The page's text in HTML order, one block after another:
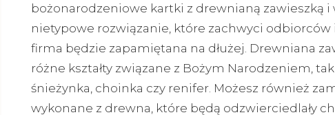
bożonarodzeniowe kartki z drewnianą zawieszką i
nietypowe rozwiązanie, które zachwyci odbiorców
firma będzie zapamiętana na dłużej. Drewniana
różne kształty związane z Bożym Narodzeniem,
śnieżynka, choinka czy renifer. Możesz również
wykonane z drewna, które będą odzwierciedlały